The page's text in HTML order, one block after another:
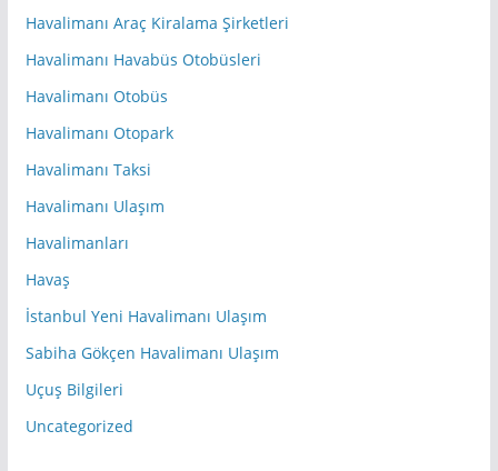
Havalimanı Araç Kiralama Şirketleri
Havalimanı Havabüs Otobüsleri
Havalimanı Otobüs
Havalimanı Otopark
Havalimanı Taksi
Havalimanı Ulaşım
Havalimanları
Havaş
İstanbul Yeni Havalimanı Ulaşım
Sabiha Gökçen Havalimanı Ulaşım
Uçuş Bilgileri
Uncategorized